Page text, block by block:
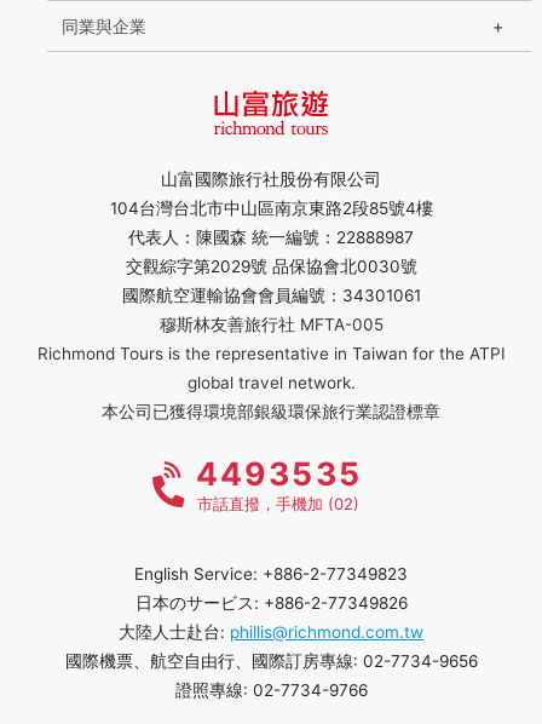
山富國際旅行社股份有限公司
104台灣台北市中山區南京東路2段85號4樓
代表人：陳國森 統一編號：22888987
交觀綜字第2029號 品保協會北0030號
國際航空運輸協會會員編號：34301061
穆斯林友善旅行社 MFTA-005
Richmond Tours is the representative in Taiwan for the ATPI
global travel network.
本公司已獲得環境部銀級環保旅行業認證標章
同業與企業
4493535
市話直撥，手機加 (02)
English Service: +886-2-77349823
日本のサービス: +886-2-77349826
大陸人士赴台: phillis@richmond.com.tw
國際機票、航空自由行、國際訂房專線: 02-7734-9656
證照專線: 02-7734-9766